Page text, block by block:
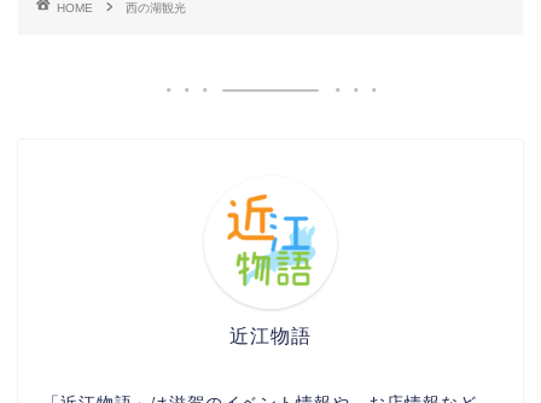
HOME 西の湖観光
近江物語